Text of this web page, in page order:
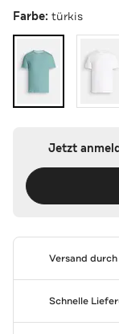
Farbe: türkis
Jetzt
Versand durch
Schnelle